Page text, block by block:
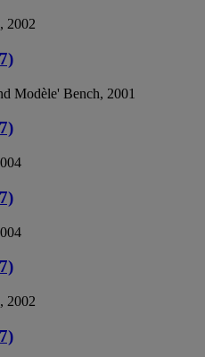
2002
Modèle' Bench, 2001
2002